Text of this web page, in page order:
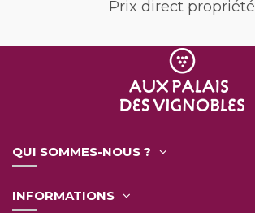
Prix direct propriété
QUI SOMMES-NOUS ?
INFORMATIONS